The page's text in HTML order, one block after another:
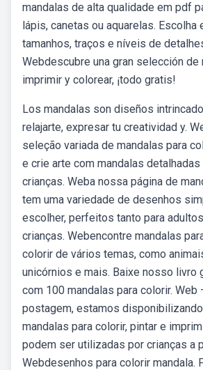
mandalas de alta qualidade em pdf
lápis, canetas ou aquarelas.
tamanhos, traços e níveis de
Webdescubre una gran selección de
imprimir y colorear, ¡todo gratis!
Los mandalas son diseños
relajarte, expresar tu creatividad y.
seleção variada de mandalas para
e crie arte com mandalas
crianças. Weba nossa página de
tem uma variedade de desenhos
escolher, perfeitos tanto para
crianças. Webencontre mandalas
colorir de vários temas, como
unicórnios e mais. Baixe nosso livro
com 100 mandalas para colorir. Web
postagem, estamos
mandalas para colorir, pintar e
podem ser utilizadas por crianças a
Webdesenhos para colorir mandala.